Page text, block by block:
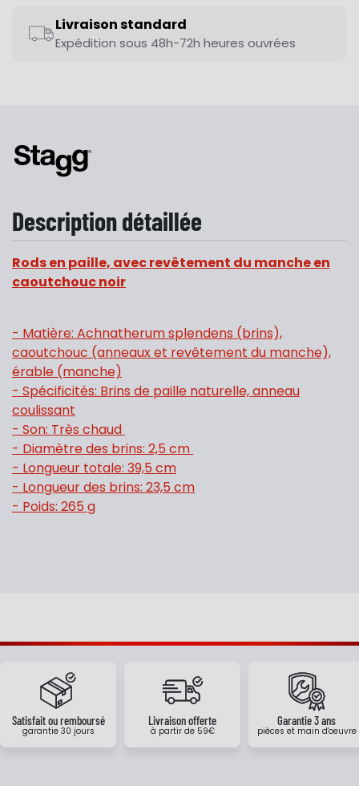
Livraison standard
Expédition sous 48h-72h heures ouvrées
Description détaillée
Rods en paille, avec revêtement du manche en
caoutchouc noir
- Matière: Achnatherum splendens (brins),
caoutchouc (anneaux et revêtement du manche),
érable (manche)
- Spécificités: Brins de paille naturelle, anneau
coulissant
- Son: Très chaud
- Diamètre des brins: 2,5 cm
- Longueur totale: 39,5 cm
- Longueur des brins: 23,5 cm
- Poids: 265 g
Satisfait ou remboursé
garantie 30 jours
Livraison offerte
à partir de 59€
Garantie 3 ans
pièces et main d'oeuvre